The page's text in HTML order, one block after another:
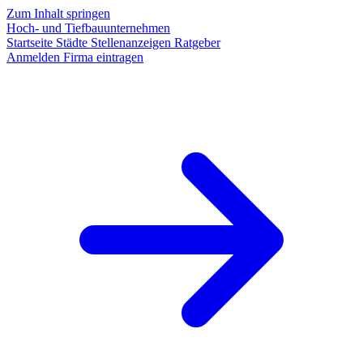
Zum Inhalt springen
Hoch- und Tiefbauunternehmen
Startseite Städte Stellenanzeigen Ratgeber
Anmelden Firma eintragen